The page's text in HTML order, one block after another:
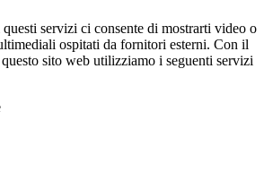
servizi ci consente di mostrarti video o
ospitati da fornitori esterni. Con il
sito web utilizziamo i seguenti servizi